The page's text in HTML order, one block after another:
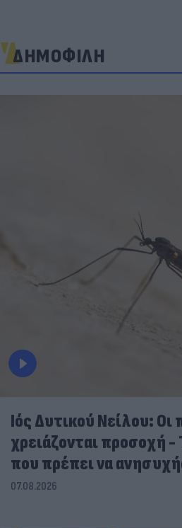
ΔΗΜΟΦΙΛΗ
Ιός Δυτικού Νείλου: Οι
χρειάζονται προσοχή
που πρέπει να
07.08.2026